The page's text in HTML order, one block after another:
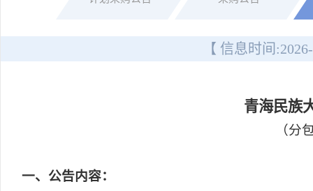
【 信息时间:
青海民族
（分
一、公告内容：